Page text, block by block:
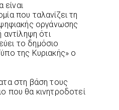
που ταλανίζει τη
οργάνωσης
ότι
το δημόσιο
της Κυριακής» ο
στη βάση τους
που θα κινητροδοτεί